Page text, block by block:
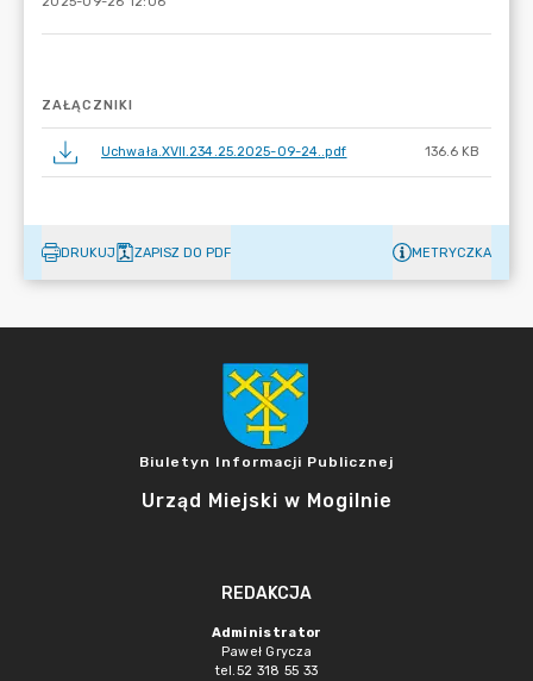
ZAŁĄCZNIKI
Uchwała.XVII.234.25.2025-09-24..pdf 136.6 KB
DRUKUJ ZAPISZ DO PDF METRYCZKA
Biuletyn Informacji Publicznej
Urząd Miejski w Mogilnie
REDAKCJA
Administrator
Paweł Grycza
tel.52 318 55 33